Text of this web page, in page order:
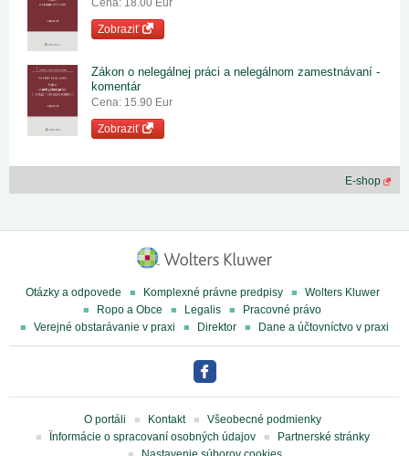
Zobraziť
Zákon o nelegálnej práci a nelegálnom zamestnávaní -
komentár
Cena: 15.90 Eur
Zobraziť
E-shop
Otázky a odpovede Komplexné právne predpisy
Wolters Kluwer
Ropo a Obce
Legalis
Pracovné právo
Verejné obstarávanie v praxi
Direktor Dane a účtovníctvo v praxi
O portáli Kontakt
Všeobecné podmienky
Ïnformácie o spracovaní osobných údajov
Partnerské stránky